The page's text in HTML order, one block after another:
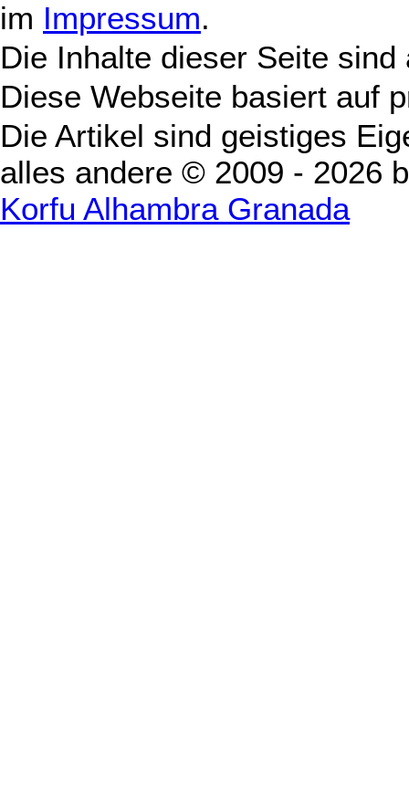
im Impressum.
Die Inhalte dieser Seite
Diese Webseite basiert auf
Die Artikel sind geistiges
alles andere © 2009 - 2026
Korfu Alhambra Granada